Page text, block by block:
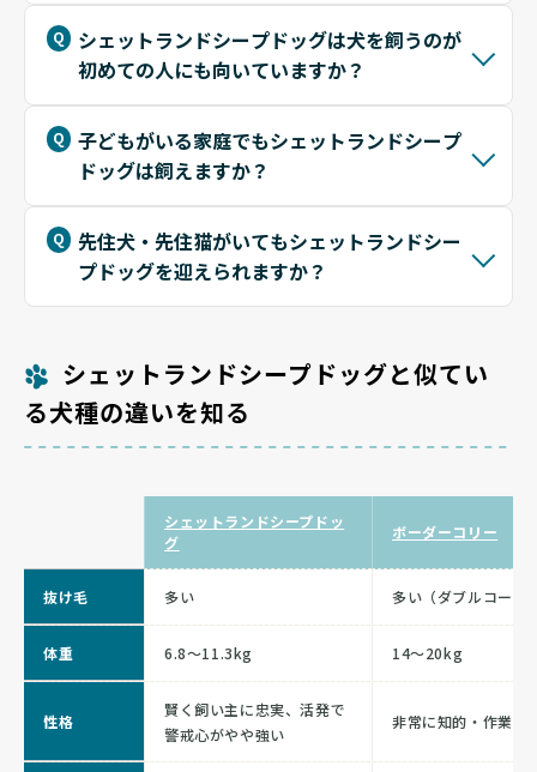
シェットランドシープドッグは犬を飼うのが
初めての人にも向いていますか？
子どもがいる家庭でもシェットランドシープ
ドッグは飼えますか？
先住犬・先住猫がいてもシェットランドシー
プドッグを迎えられますか？
シェットランドシープドッグと似てい
る犬種の違いを知る
シェットランドシープドッ
グ
ボーダーコリー
抜け毛 多い 多い（ダブルコート
体重 6.8〜11.3kg 14〜20kg
性格
賢く飼い主に忠実、活発で
警戒心がやや強い
非常に知的・作業欲